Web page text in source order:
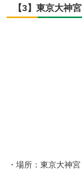
【3】東京大神
・場所：東京大神